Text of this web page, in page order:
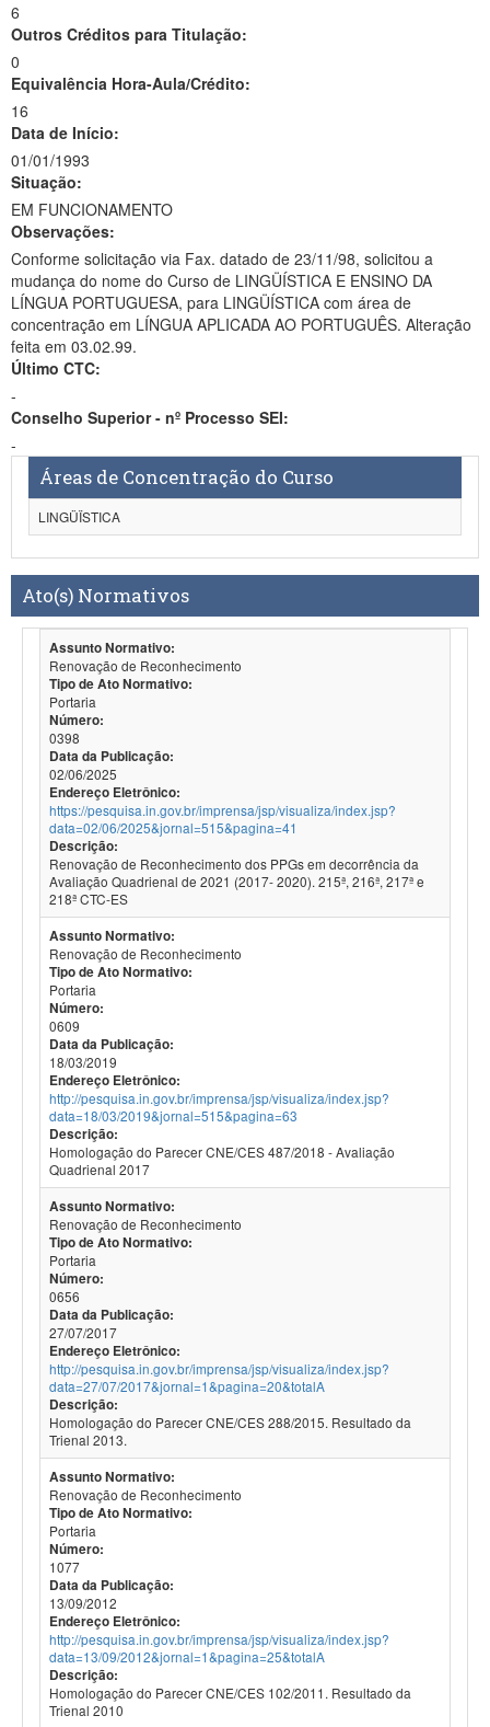
6
Outros Créditos para Titulação:
0
Equivalência Hora-Aula/Crédito:
16
Data de Início:
01/01/1993
Situação:
EM FUNCIONAMENTO
Observações:
Conforme solicitação via Fax. datado de 23/11/98, solicitou a
mudança do nome do Curso de LINGÜÍSTICA E ENSINO DA
LÍNGUA PORTUGUESA, para LINGÜÍSTICA com área de
concentração em LÍNGUA APLICADA AO PORTUGUÊS. Alteração
feita em 03.02.99.
Último CTC:
-
Conselho Superior - nº Processo SEI:
-
Áreas de Concentração do Curso
LINGÜÏSTICA
Ato(s) Normativos
Assunto Normativo:
Renovação de Reconhecimento
Tipo de Ato Normativo:
Portaria
Número:
0398
Data da Publicação:
02/06/2025
Endereço Eletrônico:
https://pesquisa.in.gov.br/imprensa/jsp/visualiza/index.jsp?
data=02/06/2025&jornal=515&pagina=41
Descrição:
Renovação de Reconhecimento dos PPGs em decorrência da
Avaliação Quadrienal de 2021 (2017- 2020). 215ª, 216ª, 217ª e
218ª CTC-ES
Assunto Normativo:
Renovação de Reconhecimento
Tipo de Ato Normativo:
Portaria
Número:
0609
Data da Publicação:
18/03/2019
Endereço Eletrônico:
http://pesquisa.in.gov.br/imprensa/jsp/visualiza/index.jsp?
data=18/03/2019&jornal=515&pagina=63
Descrição:
Homologação do Parecer CNE/CES 487/2018 - Avaliação
Quadrienal 2017
Assunto Normativo:
Renovação de Reconhecimento
Tipo de Ato Normativo:
Portaria
Número:
0656
Data da Publicação:
27/07/2017
Endereço Eletrônico:
http://pesquisa.in.gov.br/imprensa/jsp/visualiza/index.jsp?
data=27/07/2017&jornal=1&pagina=20&totalA
Descrição:
Homologação do Parecer CNE/CES 288/2015. Resultado da
Trienal 2013.
Assunto Normativo:
Renovação de Reconhecimento
Tipo de Ato Normativo:
Portaria
Número:
1077
Data da Publicação:
13/09/2012
Endereço Eletrônico:
http://pesquisa.in.gov.br/imprensa/jsp/visualiza/index.jsp?
data=13/09/2012&jornal=1&pagina=25&totalA
Descrição:
Homologação do Parecer CNE/CES 102/2011. Resultado da
Trienal 2010